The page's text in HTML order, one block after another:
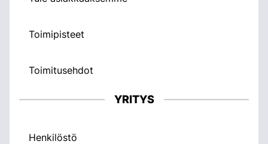
Toimipisteet
Toimitusehdot
YRITYS
Henkilöstö